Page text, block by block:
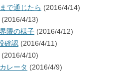
で通じたら (2016/4/14)
(2016/4/13)
隈の様子 (2016/4/12)
確認 (2016/4/11)
(2016/4/10)
レータ (2016/4/9)